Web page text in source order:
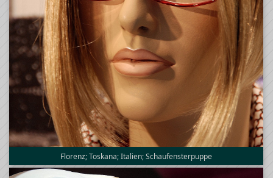
Florenz; Toskana; Italien; Schaufensterpuppe